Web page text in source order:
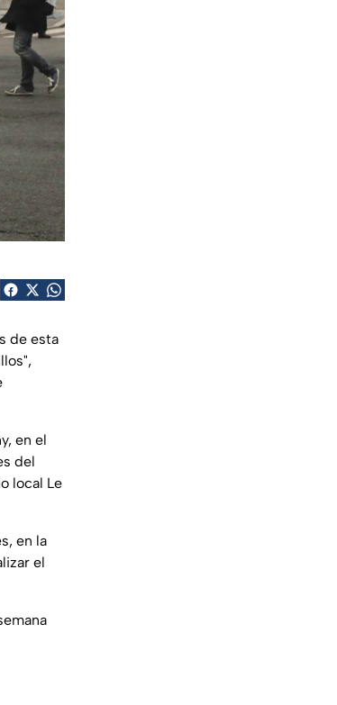
de esta
en el
del
local Le
en la
el